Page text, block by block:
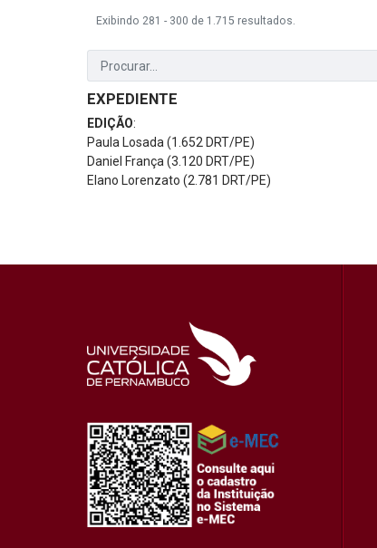
Exibindo 281 - 300 de 1.715 resultados.
EXPEDIENTE
EDIÇÃO:
Paula Losada (1.652 DRT/PE)
Daniel França (3.120 DRT/PE)
Elano Lorenzato (2.781 DRT/PE)